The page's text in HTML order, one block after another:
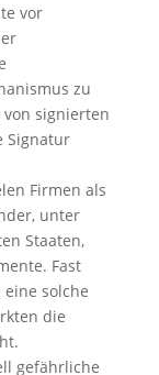
vor
zu
signierten
Signatur
Firmen als
unter
Staaten,
Fast
eine solche
die
gefährliche